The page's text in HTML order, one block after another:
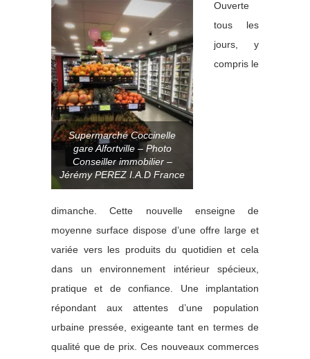
Supermarché Coccinelle
gare Alfortville – Photo
Conseiller immobilier –
Jérémy PEREZ I.A.D France
Ouverte
tous les
jours, y
compris le
dimanche. Cette nouvelle enseigne de
moyenne surface dispose d’une offre large et
variée vers les produits du quotidien et cela
dans un environnement intérieur spécieux,
pratique et de confiance. Une implantation
répondant aux attentes d’une population
urbaine pressée, exigeante tant en termes de
qualité que de prix. Ces nouveaux commerces